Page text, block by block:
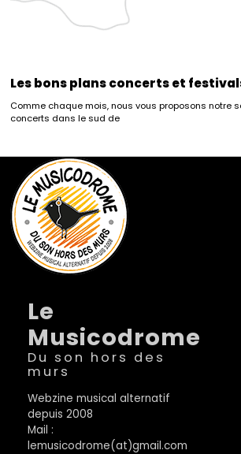
Les bons plans concerts et
Comme chaque mois, nous vous proposons notre
concerts dans le sud de
Le
Musicodrome
Du son hors des
murs
Webzine musical alternatif
depuis 2008
Mail :
lemusicodrome(at)gmail.com